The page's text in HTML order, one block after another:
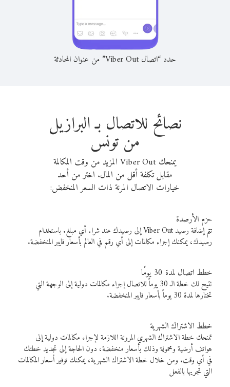
حدد “اتصال Viber Out” من عنوان المحادثة
نصائح للاتصال بـ البرازيل
من تونس
يمنحك Viber Out المزيد من وقت المكالمة
مقابل تكلفة أقل من المال. اختر من أحد
خيارات الاتصال المرنة ذات السعر المنخفض:
حزم الأرصدة
تتم إضافة رصيد Viber Out إلى رصيدك عند شراء أي مبلغ. باستخدام
رصيدك، يمكنك إجراء مكالمات إلى أي رقم في العالم بأسعار فايبر المنخفضة.
خطط اتصال لمدة 30 يومًا
تتيح لك خطة الـ 30 يوماً للاتصال إجراء مكالمات دولية إلى الوجهة التي
تختارها لمدة 30 يوماً بأسعار فايبر المنخفضة.
خطط الاشتراك الشهرية
تمنحك خطة الاشتراك الشهري المرونة اللازمة لإجراء مكالمات دولية إلى
هواتف أرضية ومحمولة وذلك بأسعار منخفضة، دون الحاجة إلى تجديد خطتك
في أي وقت. ومن خلال خطة الاشتراك الشهرية، يمكنك توفير أسعار المكالمات
التي تجريها بالفعل